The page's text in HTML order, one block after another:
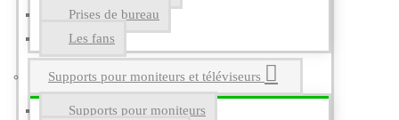
Prises de bureau
Les fans
Supports pour moniteurs et téléviseurs
Supports pour moniteurs